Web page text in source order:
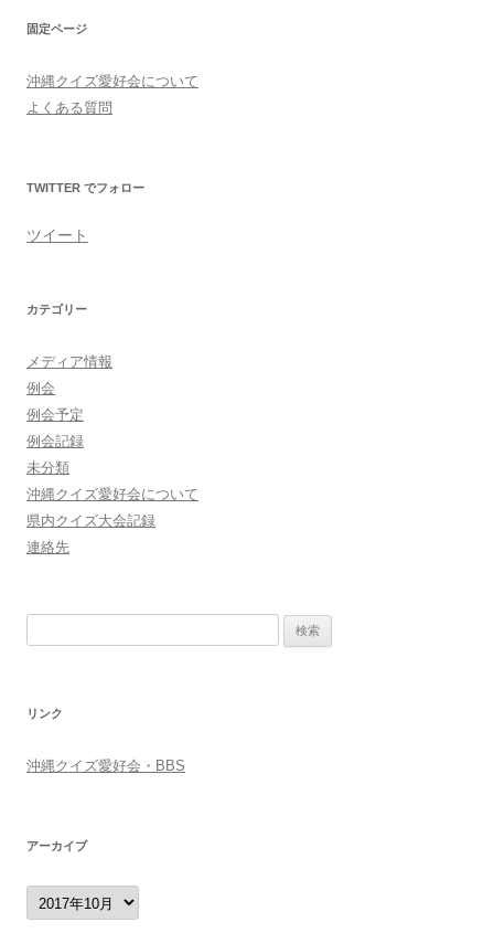
固定ページ
沖縄クイズ愛好会について
よくある質問
TWITTER でフォロー
ツイート
カテゴリー
メディア情報
例会
例会予定
例会記録
未分類
沖縄クイズ愛好会について
県内クイズ大会記録
連絡先
リンク
沖縄クイズ愛好会・BBS
アーカイブ
ア
ー
カ